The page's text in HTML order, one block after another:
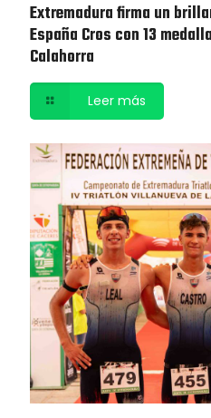
Extremadura firma un
España Cros con 13
Calahorra
Leer más